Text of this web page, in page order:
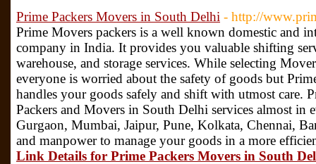
Prime Packers Movers in South Delhi - http://
Prime Movers packers is a well known domestic and
company in India. It provides you valuable shifting
warehouse, and storage services. While selecting
everyone is worried about the safety of goods but
handles your goods safely and shift with utmost care.
Packers and Movers in South Delhi services almost in
Gurgaon, Mumbai, Jaipur, Pune, Kolkata, Chennai,
and manpower to manage your goods in a more
Link Details for Prime Packers Movers in South